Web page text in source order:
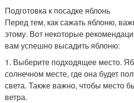
Подготовка к посадке яблонь
Перед тем, как сажать яблоню,
этому. Вот некоторые
вам успешно высадить яблоню:
1. Выберите подходящее место.
солнечном месте, где она будет
света. Также важно, чтобы место
ветра.